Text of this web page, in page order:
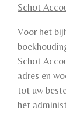
Schot
Voor het
Schot
adres en
tot uw
het